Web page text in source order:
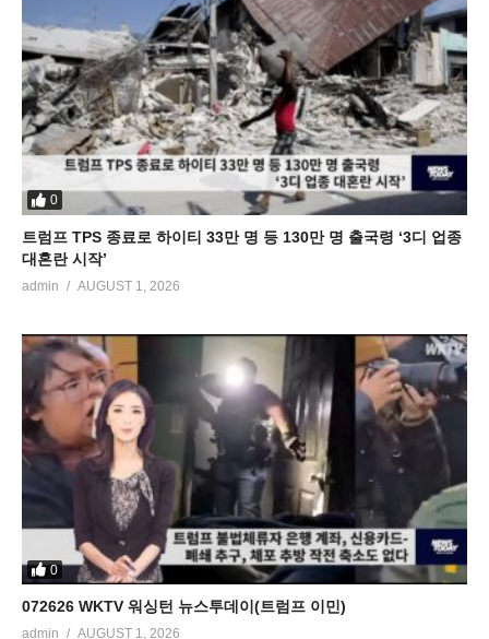
0
트럼프 TPS 종료로 하이티 33만 명 등 130만 명 출국령 ‘3디 업종
대혼란 시작’
admin AUGUST 1, 2026
0
072626 WKTV 워싱턴 뉴스투데이(트럼프 이민)
admin AUGUST 1, 2026